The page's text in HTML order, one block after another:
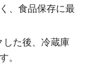
、食品保存に最
した後、冷蔵庫
。